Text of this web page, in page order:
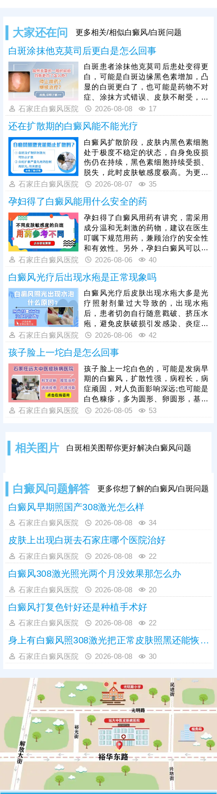
大家还在问 更多相关/相似白癜风/白斑问题
白斑涂抹他克莫司后更白是怎么回事
白斑患者涂抹他克莫司后患处变得更
白，可能是白斑边缘黑色素增加，凸
显的白斑更白了，也可能是药物不对
症、涂抹方式错误、皮肤不耐受，刺
激局部皮肤，导致黑色素细胞受损加
重，白斑范围扩大、颜色进一步变
白。他克莫司属于处方药，患者不可
自行购买、胡乱涂抹，必须在医生指
导下对症使用，规避用药风险。临床
中常建议搭配308激光照射联合治
疗，可提升黑色素细胞修复效率，强
化治疗效果。
石家庄白癜风医院 2026-08-08 17
还在扩散期的白癜风能不能光疗
白癜风扩散阶段，皮肤内黑色素细胞
处于极度不稳定的状态，自身免疫损
伤仍在持续，黑色素细胞持续受损、
脱失，此时皮肤敏感度极高。为更好
保障治疗安全与疗效，临床通常建议
白斑扩散，具体用药方案需由医生根
据个人病情、体质制定，患者严格遵
医嘱使用，切勿自行用药。待白斑完
全稳定后，再启动光疗，光疗需严控
剂量，采用温和适配的低剂量循序渐
进治疗，同时做好日常护理，规避外
界刺激，稳固病情，提升整体治疗效
果。
石家庄白癜风医院 2026-08-07 35
孕妇得了白癜风能用什么安全的药
孕妇得了白癜风用药有讲究，需采用
成分温和无刺激的药物，建议在医生
叮嘱下规范用药，兼顾治疗的安全性
和有效性。另外，孕妇白癜风可以照
光治疗，如美国进口308准分子激
和正常功能，安全无痛，无毒副作
用。治疗期间还需从自身做起，加强
护理保健，避免不良因素刺激，稳定
免疫状态，逐步令白斑症状减轻。
石家庄白癜风医院 2026-08-06 40
白癜风光疗后出现水疱是正常现象吗
白癜风光疗后皮肤出现水疱大多是光
疗照射剂量过大导致的，出现水疱
后，患者切勿自行随意戳破、挤压水
疱，避免皮肤破损引发感染、炎症，
加重皮肤损伤，甚至诱发白斑扩散、
遗留色素异常问题。需在医生指导下
对症处理，做好创面防护与修复，为
规避该问题，光疗必须由经验丰富的
医生操作，根据患者肤质、白斑部位
及皮肤耐受情况，制定个性化照射剂
量与频次。同时要做好光疗后皮肤护
理，治疗后皮肤屏障脆弱，需严格规
避阳光暴晒，防止二次损伤诱发水
石家庄白癜风医院 2026-08-06 42
孩子脸上一坨白是怎么回事
孩子脸上一坨白色的，可能是发病早
期的白癜风，扩散性强，病程长，病
症顽固，对人负面影响深远;也可能是
白色糠疹，多为圆形、卵圆形，基本
可自行消退，影响不大。可以结合伍
方，加强护理保健，助力皮肤颜色还
石家庄白癜风医院 2026-08-05 53
相关图片 白斑相关图帮你更好解决白癜风问题
白癜风问题解答 更多你想了解的白癜风/白斑问题
白癜风早期照国产308激光怎么样
石家庄白癜风医院 2026-08-08 34
皮肤上出现白斑去石家庄哪个医院治好
石家庄白癜风医院 2026-08-08 22
白癜风308激光照光两个月没效果那怎么办
石家庄白癜风医院 2026-08-08 20
白癜风打复色针好还是种植手术好
石家庄白癜风医院 2026-08-08 22
身上有白癜风照308激光把正常皮肤照黑还能恢复吗
石家庄白癜风医院 2026-08-08 30